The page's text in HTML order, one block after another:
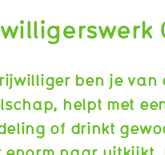
ben je
helpt met
of drinkt